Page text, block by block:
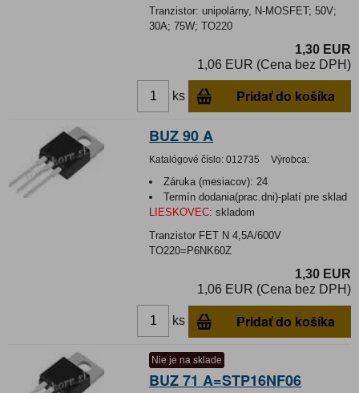
Tranzistor: unipolárny, N-MOSFET; 50V;
30A; 75W; TO220
1,30 EUR
1,06 EUR (Cena bez DPH)
ks Pridať do košíka
BUZ 90 A
Katalógové číslo: 012735 Výrobca:
Záruka (mesiacov): 24
Termín dodania(prac.dni)-platí pre sklad
LIESKOVEC: skladom
Tranzistor FET N 4,5A/600V
TO220=P6NK60Z
1,30 EUR
1,06 EUR (Cena bez DPH)
ks Pridať do košíka
Nie je na sklade
BUZ 71 A=STP16NF06